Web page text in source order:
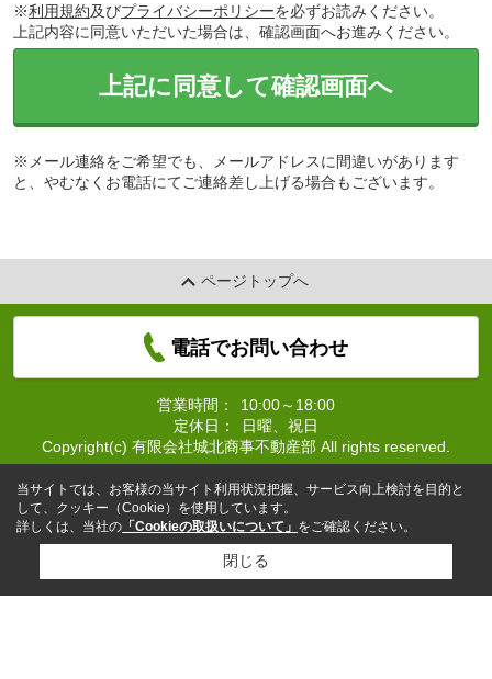
※利用規約及びプライバシーポリシーを必ずお読みください。
上記内容に同意いただいた場合は、確認画面へお進みください。
上記に同意して確認画面へ
※メール連絡をご希望でも、メールアドレスに間違いがあります
と、やむなくお電話にてご連絡差し上げる場合もございます。
ページトップへ
電話でお問い合わせ
営業時間：
10:00～18:00
定休日：
日曜、祝日
Copyright(c) 有限会社城北商事不動産部 All rights reserved.
当サイトでは、お客様の当サイト利用状況把握、サービス向上検討を目的と
して、クッキー（Cookie）を使用しています。
詳しくは、当社の 「Cookieの取扱いについて」 をご確認ください。
閉じる